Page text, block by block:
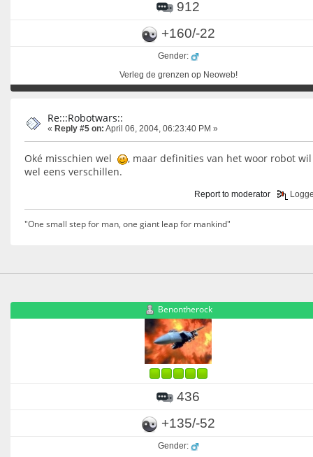
912
+160/-22
Gender:
Verleg de grenzen op Neoweb!
Re:::Robotwars::
« Reply #5 on: April 06, 2004, 06:23:40 PM »
Oké misschien wel
, maar definities van het woor robot
wel eens verschillen.
Report to moderator
"One small step for man, one giant leap for mankind"
Benontherock
436
+135/-52
Gender: